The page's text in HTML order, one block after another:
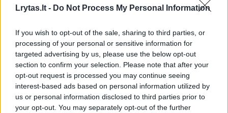
Lrytas.lt - Do Not Process My Personal Information
If you wish to opt-out of the sale, sharing to third parties, or
processing of your personal or sensitive information for
targeted advertising by us, please use the below opt-out
section to confirm your selection. Please note that after your
opt-out request is processed you may continue seeing
interest-based ads based on personal information utilized by
us or personal information disclosed to third parties prior to
your opt-out. You may separately opt-out of the further
Susiję straipsniai